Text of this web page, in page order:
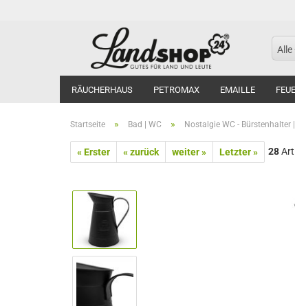
Alle
RÄUCHERHAUS PETROMAX EMAILLE
Startseite » Bad | WC » Nostalgie WC - Bürstenhalter
« Erster « zurück weiter » Letzter » 28